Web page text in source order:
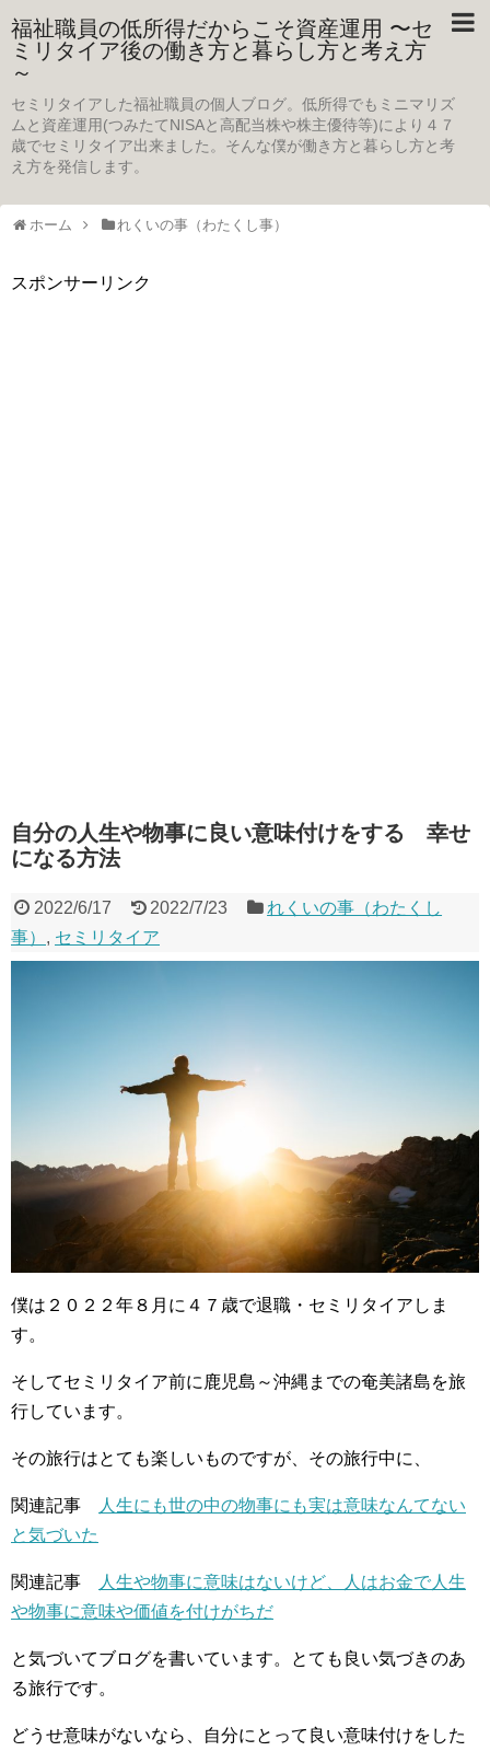
福祉職員の低所得だからこそ資産運用 〜セ
ミリタイア後の働き方と暮らし方と考え方
～
セミリタイアした福祉職員の個人ブログ。低所得でもミニマリズ
ムと資産運用(つみたてNISAと高配当株や株主優待等)により４７
歳でセミリタイア出来ました。そんな僕が働き方と暮らし方と考
え方を発信します。
ホーム れくいの事（わたくし事）
スポンサーリンク
自分の人生や物事に良い意味付けをする 幸せ
になる方法
2022/6/17 2022/7/23
れくいの事（わたくし
事） , セミリタイア
僕は２０２２年８月に４７歳で退職・セミリタイアしま
す。
そしてセミリタイア前に鹿児島～沖縄までの奄美諸島を旅
行しています。
その旅行はとても楽しいものですが、その旅行中に、
関連記事
人生にも世の中の物事にも実は意味なんてない
と気づいた
関連記事
人生や物事に意味はないけど、人はお金で人生
や物事に意味や価値を付けがちだ
と気づいてブログを書いています。とても良い気づきのあ
る旅行です。
どうせ意味がないなら、自分にとって良い意味付けをした